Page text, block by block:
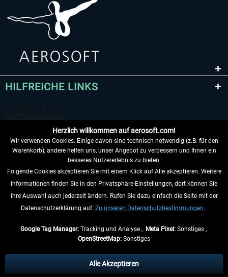
HILFREICHE LINKS
VERTRAG WIDERRUFEN
INFORMATIONEN
anders beschrieben.
** Gilt für Lieferungen innerhalb Deutschlands, Lieferzeiten für andere Länder
Herzlich willkommen auf aerosoft.com!
Wir verwenden Cookies. Einige davon sind technisch notwendig (z.B. für den
Warenkorb), andere helfen uns, unser Angebot zu verbessern und Ihnen ein
besseres Nutzererlebnis zu bieten.
Folgende Cookies akzeptieren Sie mit einem Klick auf Alle akzeptieren. Weitere
Informationen finden Sie in den Privatsphäre-Einstellungen, dort können Sie
Ihre Auswahl auch jederzeit ändern. Rufen Sie dazu einfach die Seite mit der
Datenschutzerklärung auf. Zu unseren Datenschutzbestimmungen.
Google Tag Manager:Tracking und Analyse , Meta Pixel:Sonstiges ,
OpenStreetMap: Sonstiges
Alle Akzeptieren